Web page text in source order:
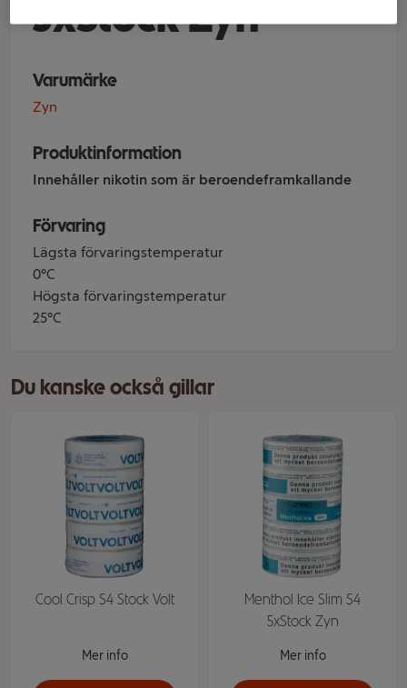
5xStock Zyn
Varumärke
Zyn
Produktinformation
Innehåller nikotin som är beroendeframkallande
Förvaring
Lägsta förvaringstemperatur
0°C
Högsta förvaringstemperatur
25°C
Du kanske också gillar
Cool Crisp S4 Stock Volt
Mer info
Menthol Ice Slim S4
5xStock Zyn
Mer info